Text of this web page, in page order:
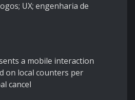
UX; engenharia de
a mobile interaction
on local counters per
cancel